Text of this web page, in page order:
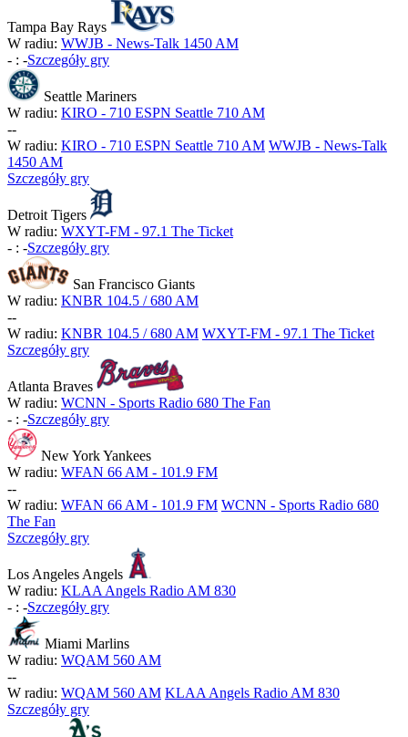
Tampa Bay Rays
W radiu: WWJB - News-Talk 1450 AM
- : -Szczegóły gry
Seattle Mariners
W radiu: KIRO - 710 ESPN Seattle 710 AM
--
W radiu: KIRO - 710 ESPN Seattle 710 AM WWJB - News-Talk
1450 AM
Szczegóły gry
Detroit Tigers
W radiu: WXYT-FM - 97.1 The Ticket
- : -Szczegóły gry
San Francisco Giants
W radiu: KNBR 104.5 / 680 AM
--
W radiu: KNBR 104.5 / 680 AM WXYT-FM - 97.1 The Ticket
Szczegóły gry
Atlanta Braves
W radiu: WCNN - Sports Radio 680 The Fan
- : -Szczegóły gry
New York Yankees
W radiu: WFAN 66 AM - 101.9 FM
--
W radiu: WFAN 66 AM - 101.9 FM WCNN - Sports Radio 680
The Fan
Szczegóły gry
Los Angeles Angels
W radiu: KLAA Angels Radio AM 830
- : -Szczegóły gry
Miami Marlins
W radiu: WQAM 560 AM
--
W radiu: WQAM 560 AM KLAA Angels Radio AM 830
Szczegóły gry